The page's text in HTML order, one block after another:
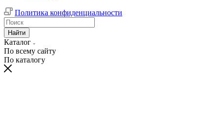
Политика конфиденциальности
Найти
Каталог
По всему сайту
По каталогу